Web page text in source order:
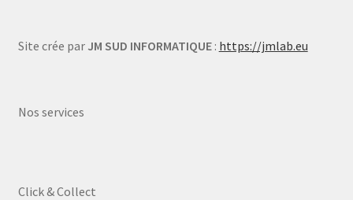
Site crée par JM SUD INFORMATIQUE: https://jmlab.eu
Nos services
Click & Collect